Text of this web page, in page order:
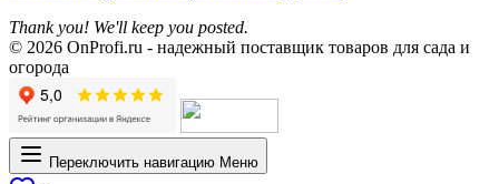
Thank you! We'll keep you posted.
© 2026 OnProfi.ru - надежный поставщик товаров для сада и
огорода
Переключить навигацию Меню